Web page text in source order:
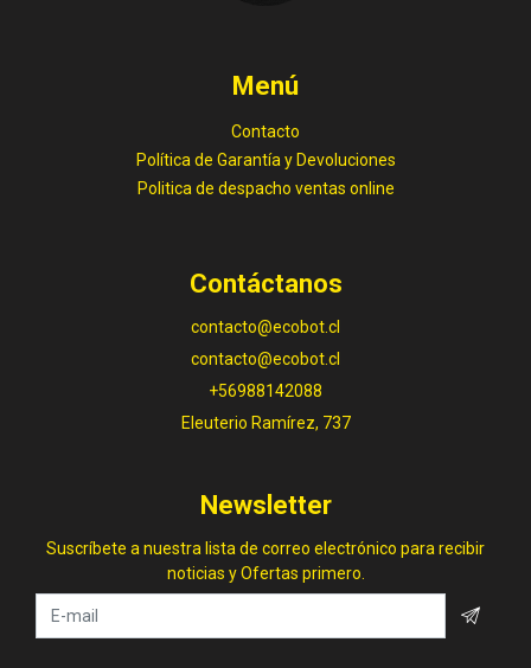
Menú
Contacto
Política de Garantía y Devoluciones
Politica de despacho ventas online
Contáctanos
contacto@ecobot.cl
contacto@ecobot.cl
+56988142088
Eleuterio Ramírez, 737
Newsletter
Suscríbete a nuestra lista de correo electrónico para recibir
noticias y Ofertas primero.